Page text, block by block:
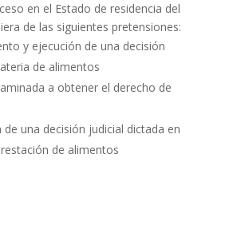
en el Estado de residencia del
de las siguientes pretensiones:
y ejecución de una decisión
de alimentos
a obtener el derecho de
una decisión judicial dictada en
de alimentos